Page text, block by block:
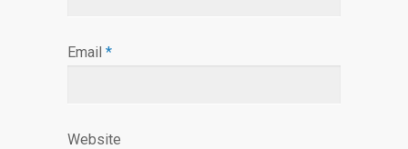
Email *
Website